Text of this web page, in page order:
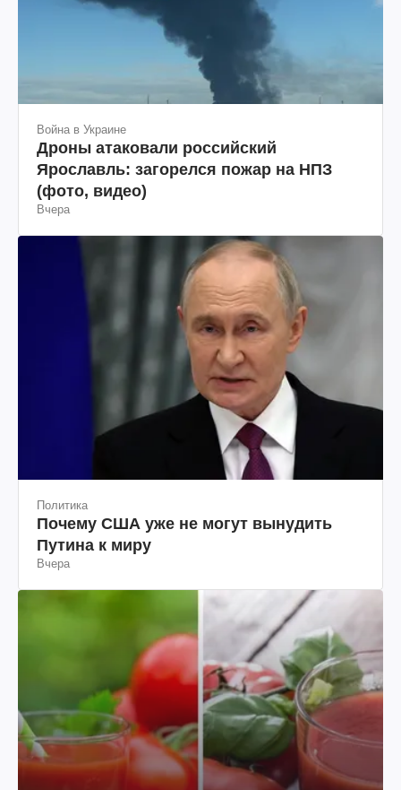
Война в Украине
Дроны атаковали российский
Ярославль: загорелся пожар на НПЗ
(фото, видео)
Вчера
Политика
Почему США уже не могут вынудить
Путина к миру
Вчера